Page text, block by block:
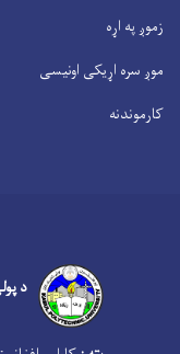
زموږ په اړه
موږ سره اړیکی اونیسی
کارموندنه
د